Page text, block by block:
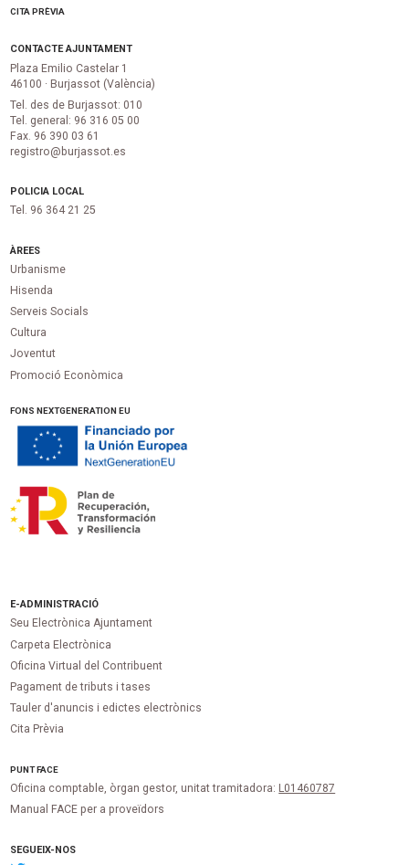
CITA PRÈVIA
CONTACTE AJUNTAMENT
Plaza Emilio Castelar 1
46100 · Burjassot (València)
Tel. des de Burjassot: 010
Tel. general: 96 316 05 00
Fax. 96 390 03 61
registro@burjassot.es
POLICIA LOCAL
Tel. 96 364 21 25
ÀREES
Urbanisme
Hisenda
Serveis Socials
Cultura
Joventut
Promoció Econòmica
FONS NEXTGENERATION EU
E-ADMINISTRACIÓ
Seu Electrònica Ajuntament
Carpeta Electrònica
Oficina Virtual del Contribuent
Pagament de tributs i tases
Tauler d'anuncis i edictes electrònics
Cita Prèvia
PUNTFACE
Oficina comptable, òrgan gestor, unitat tramitadora: L01460787
Manual FACE per a proveïdors
SEGUEIX-NOS